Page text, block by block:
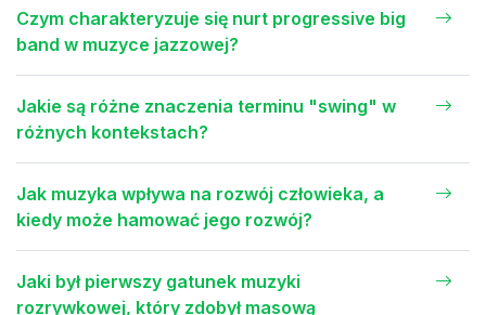
Czym charakteryzuje się nurt progressive big
band w muzyce jazzowej?
Jakie są różne znaczenia terminu "swing" w
różnych kontekstach?
Jak muzyka wpływa na rozwój człowieka, a
kiedy może hamować jego rozwój?
Jaki był pierwszy gatunek muzyki
rozrywkowej, który zdobył masową